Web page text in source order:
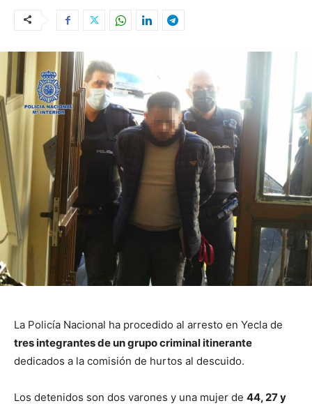
La Policía Nacional ha procedido al arresto en Yecla de
tres integrantes de un grupo criminal itinerante
dedicados a la comisión de hurtos al descuido.
Los detenidos son dos varones y una mujer de 44, 27 y